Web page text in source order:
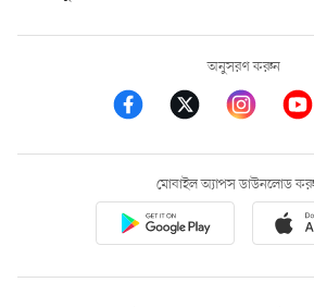
অনুসরণ করুন
মোবাইল অ্যাপস ডাউনলোড